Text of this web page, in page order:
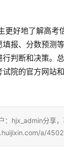
填报、分数预测
行判断和决策。
试院的官方网站
：hjx_admin分享
a/